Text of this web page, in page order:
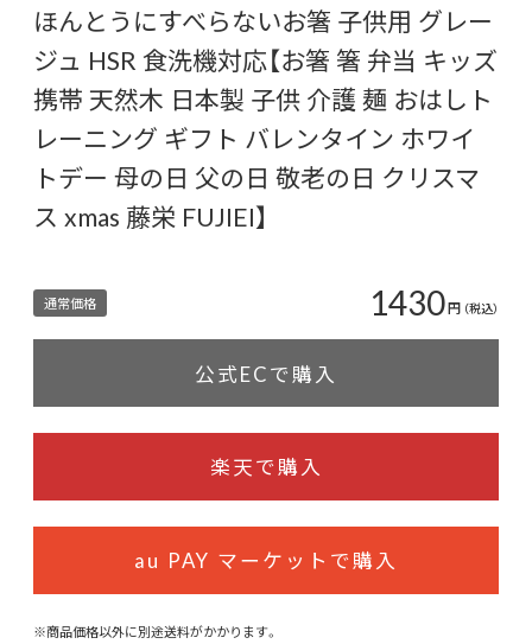
ほんとうにすべらないお箸 子供用 グレー
ジュ HSR 食洗機対応【お箸 箸 弁当 キッズ
携帯 天然木 日本製 子供 介護 麺 おはしト
レーニング ギフト バレンタイン ホワイ
トデー 母の日 父の日 敬老の日 クリスマ
ス xmas 藤栄 FUJIEI】
通常価格 1430円 （税込）
公式ECで購入
楽天で購入
au PAY マーケットで購入
※商品価格以外に別途送料がかかります。